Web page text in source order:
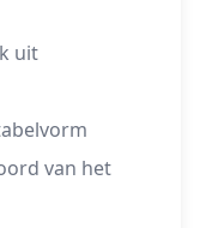
uit
van het